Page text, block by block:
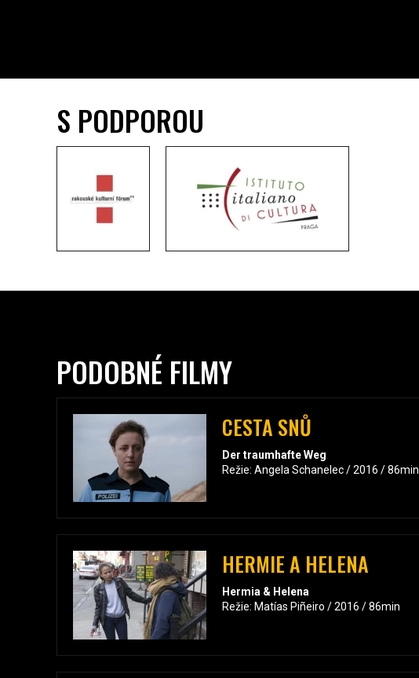
S PODPOROU
PODOBNÉ FILMY
CESTA SNŮ
Der traumhafte Weg
Režie: Angela Schanelec / 2016 / 86min
HERMIE A HELENA
Hermia & Helena
Režie: Matías Piñeiro / 2016 / 86min